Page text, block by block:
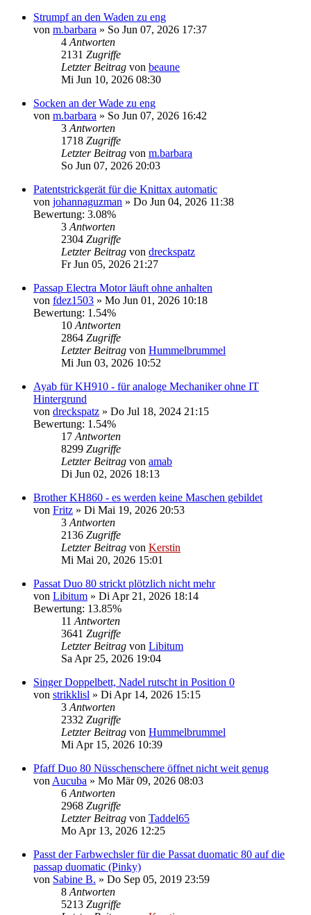
Strumpf an den Waden zu eng
von m.barbara » So Jun 07, 2026 17:37
4 Antworten
2131 Zugriffe
Letzter Beitrag von beaune
Mi Jun 10, 2026 08:30
Socken an der Wade zu eng
von m.barbara » So Jun 07, 2026 16:42
3 Antworten
1718 Zugriffe
Letzter Beitrag von m.barbara
So Jun 07, 2026 20:03
Patentstrickgerät für die Knittax automatic
von johannaguzman » Do Jun 04, 2026 11:38
Bewertung: 3.08%
3 Antworten
2304 Zugriffe
Letzter Beitrag von dreckspatz
Fr Jun 05, 2026 21:27
Passap Electra Motor läuft ohne anhalten
von fdez1503 » Mo Jun 01, 2026 10:18
Bewertung: 1.54%
10 Antworten
2864 Zugriffe
Letzter Beitrag von Hummelbrummel
Mi Jun 03, 2026 10:52
Ayab für KH910 - für analoge Mechaniker ohne IT
Hintergrund
von dreckspatz » Do Jul 18, 2024 21:15
Bewertung: 1.54%
17 Antworten
8299 Zugriffe
Letzter Beitrag von amab
Di Jun 02, 2026 18:13
Brother KH860 - es werden keine Maschen gebildet
von Fritz » Di Mai 19, 2026 20:53
3 Antworten
2136 Zugriffe
Letzter Beitrag von Kerstin
Mi Mai 20, 2026 15:01
Passat Duo 80 strickt plötzlich nicht mehr
von Libitum » Di Apr 21, 2026 18:14
Bewertung: 13.85%
11 Antworten
3641 Zugriffe
Letzter Beitrag von Libitum
Sa Apr 25, 2026 19:04
Singer Doppelbett, Nadel rutscht in Position 0
von strikklisl » Di Apr 14, 2026 15:15
3 Antworten
2332 Zugriffe
Letzter Beitrag von Hummelbrummel
Mi Apr 15, 2026 10:39
Pfaff Duo 80 Nüsschenschere öffnet nicht weit genug
von Aucuba » Mo Mär 09, 2026 08:03
6 Antworten
2968 Zugriffe
Letzter Beitrag von Taddel65
Mo Apr 13, 2026 12:25
Passt der Farbwechsler für die Passat duomatic 80 auf die
passap duomatic (Pinky)
von Sabine B. » Do Sep 05, 2019 23:59
8 Antworten
5213 Zugriffe